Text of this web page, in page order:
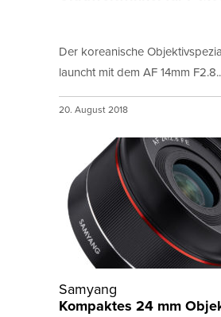
Der koreanische
launcht mit dem AF 14mm
20. August 2018
Samyang
Kompaktes 24 mm